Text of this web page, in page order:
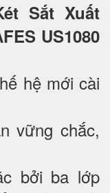
Sắt Xuất
US1080
hệ mới cài
vững chắc,
bởi ba lớp